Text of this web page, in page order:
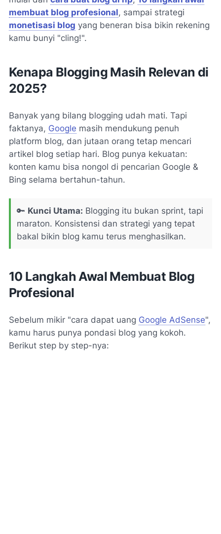
membuat blog profesional, sampai strategi
monetisasi blog yang beneran bisa bikin rekening
kamu bunyi "cling!".
Kenapa Blogging Masih Relevan di
2025?
Banyak yang bilang blogging udah mati. Tapi
faktanya, Google masih mendukung penuh
platform blog, dan jutaan orang tetap mencari
artikel blog setiap hari. Blog punya kekuatan:
konten kamu bisa nongol di pencarian Google &
Bing selama bertahun-tahun.
🔑 Kunci Utama: Blogging itu bukan sprint, tapi
maraton. Konsistensi dan strategi yang tepat
bakal bikin blog kamu terus menghasilkan.
10 Langkah Awal Membuat Blog
Profesional
Sebelum mikir "cara dapat uang Google AdSense",
kamu harus punya pondasi blog yang kokoh.
Berikut step by step-nya: